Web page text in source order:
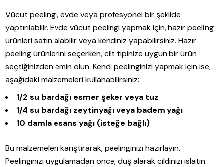
Vücut peelingi, evde veya profesyonel bir şekilde
yaptırılabilir. Evde vücut peelingi yapmak için, hazır peeling
ürünleri satın alabilir veya kendiniz yapabilirsiniz. Hazır
peeling ürünlerini seçerken, cilt tipinize uygun bir ürün
seçtiğinizden emin olun. Kendi peelinginizi yapmak için ise,
aşağıdaki malzemeleri kullanabilirsiniz:
1/2 su bardağı esmer şeker veya tuz
1/4 su bardağı zeytinyağı veya badem yağı
10 damla esans yağı (isteğe bağlı)
Bu malzemeleri karıştırarak, peelinginizi hazırlayın.
Peelinginizi uygulamadan önce, duş alarak cildinizi ıslatın.